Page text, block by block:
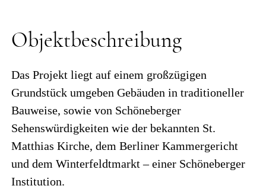
Objektbeschreibung
Das Projekt liegt auf einem großzügigen
Grundstück umgeben Gebäuden in traditioneller
Bauweise, sowie von Schöneberger
Sehenswürdigkeiten wie der bekannten St.
Matthias Kirche, dem Berliner Kammergericht
und dem Winterfeldtmarkt – einer Schöneberger
Institution.